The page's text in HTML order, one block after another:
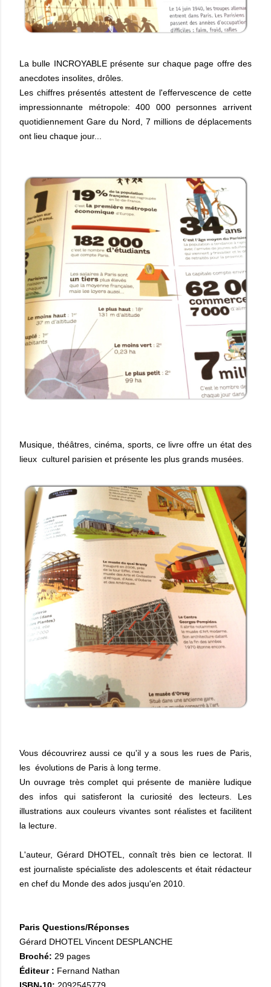
La bulle INCROYABLE présente sur chaque page offre des
anecdotes insolites, drôles.
Les chiffres présentés attestent de l'effervescence de cette
impressionnante métropole: 400 000 personnes arrivent
quotidiennement Gare du Nord, 7 millions de déplacements
ont lieu chaque jour...
Musique, théâtres, cinéma, sports, ce livre offre un état des
lieux culturel parisien et présente les plus grands musées.
Vous découvrirez aussi ce qu'il y a sous les rues de Paris,
les évolutions de Paris à long terme.
Un ouvrage très complet qui présente de manière ludique
des infos qui satisferont la curiosité des lecteurs. Les
illustrations aux couleurs vivantes sont réalistes et facilitent
la lecture.
L'auteur, Gérard DHOTEL, connaît très bien ce lectorat. Il
est journaliste spécialiste des adolescents et était rédacteur
en chef du Monde des ados jusqu'en 2010.
Paris Questions/Réponses
Gérard DHOTEL Vincent DESPLANCHE
Broché: 29 pages
Éditeur : Fernand Nathan